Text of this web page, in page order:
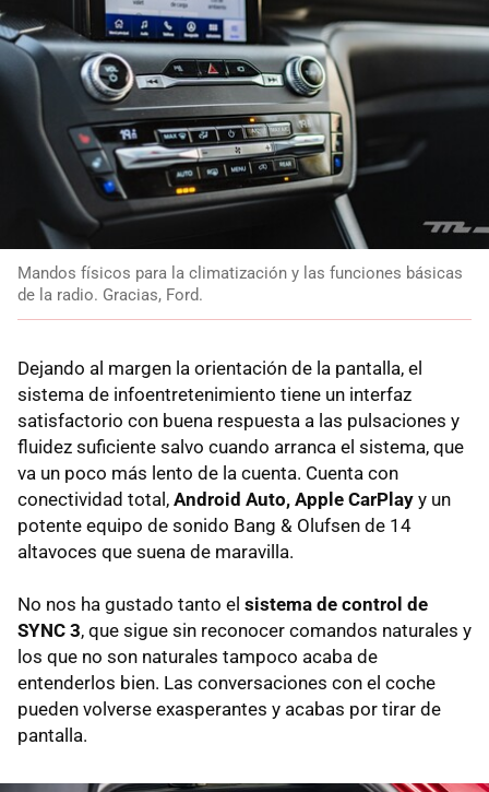
Mandos físicos para la climatización y las funciones básicas
de la radio. Gracias, Ford.
Dejando al margen la orientación de la pantalla, el
sistema de infoentretenimiento tiene un interfaz
satisfactorio con buena respuesta a las pulsaciones y
fluidez suficiente salvo cuando arranca el sistema, que
va un poco más lento de la cuenta. Cuenta con
conectividad total, Android Auto, Apple CarPlay y un
potente equipo de sonido Bang & Olufsen de 14
altavoces que suena de maravilla.
No nos ha gustado tanto el sistema de control de
SYNC 3, que sigue sin reconocer comandos naturales y
los que no son naturales tampoco acaba de
entenderlos bien. Las conversaciones con el coche
pueden volverse exasperantes y acabas por tirar de
pantalla.